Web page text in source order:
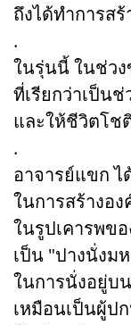
ถึงได้ทำการสร้
.
ในรุ่นนี้ ในช่ว
ที่เรียกว่าเป็น
และให้ชีวิตโช
.
อาจารย์แขก ไ
ในการสร้างอ
ในรูปเคารพข
เป็น "ปางนั่งม
ในการนั่งอยู่บ
เหมือนเป็นผู้ป